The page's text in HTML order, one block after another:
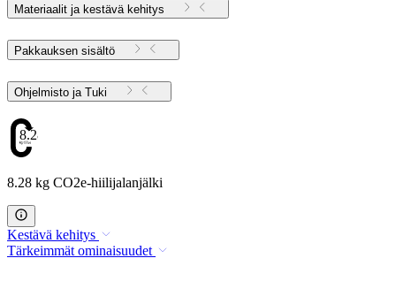
Materiaalit ja kestävä kehitys
Pakkauksen sisältö
Ohjelmisto ja Tuki
8.28
8.28 kg CO2e-hiilijalanjälki
Kestävä kehitys
Tärkeimmät ominaisuudet